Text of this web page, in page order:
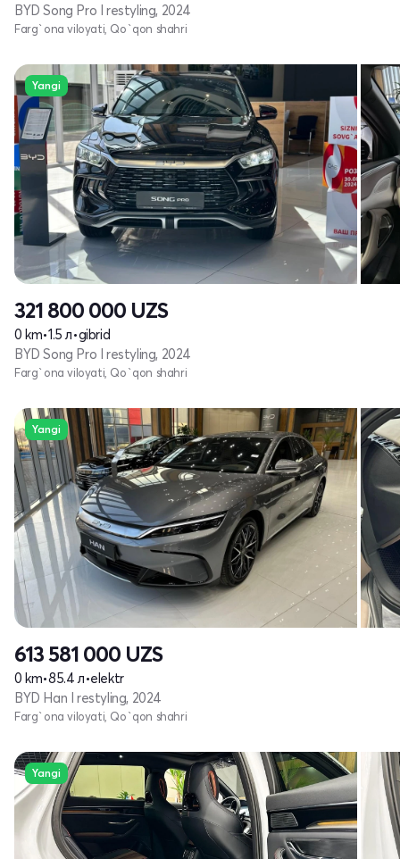
BYD Song Pro I restyling, 2024
Farg`ona viloyati, Qo`qon shahri
Yangi
321 800 000 UZS
0 km•1.5 л•gibrid
BYD Song Pro I restyling, 2024
Farg`ona viloyati, Qo`qon shahri
Yangi
613 581 000 UZS
0 km•85.4 л•elektr
BYD Han I restyling, 2024
Farg`ona viloyati, Qo`qon shahri
Yangi